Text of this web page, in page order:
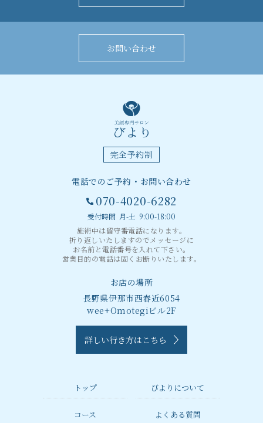
お問い合わせ
完全予約制
電話でのご予約・お問い合わせ
070-4020-6282
受付時間 月-土 9:00-18:00
施術中は留守番電話になります。
折り返しいたしますのでメッセージに
お名前と電話番号を入れて下さい。
営業目的の電話は固くお断りいたします。
お店の場所
長野県伊那市西春近6054
wee+Omotegiビル2F
詳しい行き方はこちら
トップ びよりについて
コース よくある質問